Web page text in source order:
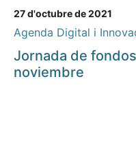
27 d'octubre de 2021
Agenda Digital i
Jornada de
noviembre